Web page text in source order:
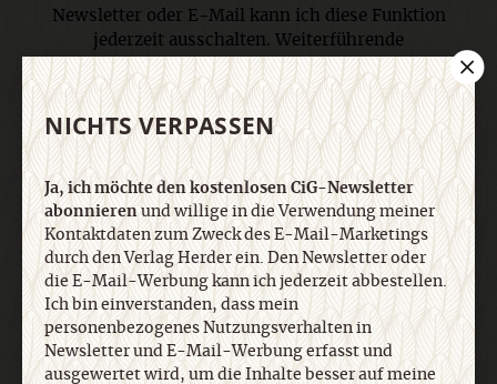
Newsletter oder E-Mail kann ich diese Funktion
jederzeit ausschalten. Weiterführende
Informationen finden Sie in unseren
Datenschutzhinweisen.
E-Mail
Jetzt anmelden
NICHTS VERPASSEN
Ja, ich möchte den kostenlosen CiG-Newsletter
abonnierenund willige in die Verwendung meiner
Kontaktdaten zum Zweck des E-Mail-Marketings
durch den Verlag Herder ein. Den Newsletter oder
die E-Mail-Werbung kann ich jederzeit abbestellen.
Ich bin einverstanden, dass mein
personenbezogenes Nutzungsverhalten in
Newsletter und E-Mail-Werbung erfasst und
ausgewertet wird, um die Inhalte besser auf meine